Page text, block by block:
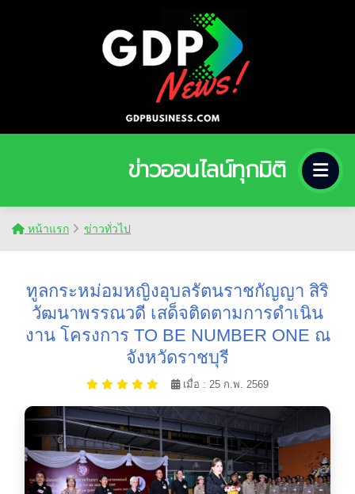
ข่าวออนไลน์ทุกมิติ
หน้าแรก ข่าวทั่วไป
ทูลกระหม่อมหญิงอุบลรัตนราชกัญญา สิริ
วัฒนาพรรณวดี เสด็จติดตามการดำเนิน
งาน โครงการ TO BE NUMBER ONE ณ
จังหวัดราชบุรี
เมื่อ : 25 ก.พ. 2569